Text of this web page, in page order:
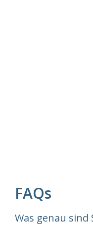
FAQs
Was genau sind